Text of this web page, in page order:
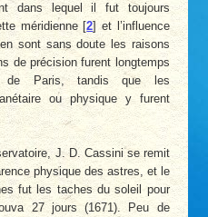
dans lequel il fut toujours
méridienne[2] et l’influence
sont sans doute les raisons
de précision furent longtemps
de Paris, tandis que les
ou physique y furent
J. D. Cassini se remit
physique des astres, et le
fut les taches du soleil pour
27 jours (1671). Peu de